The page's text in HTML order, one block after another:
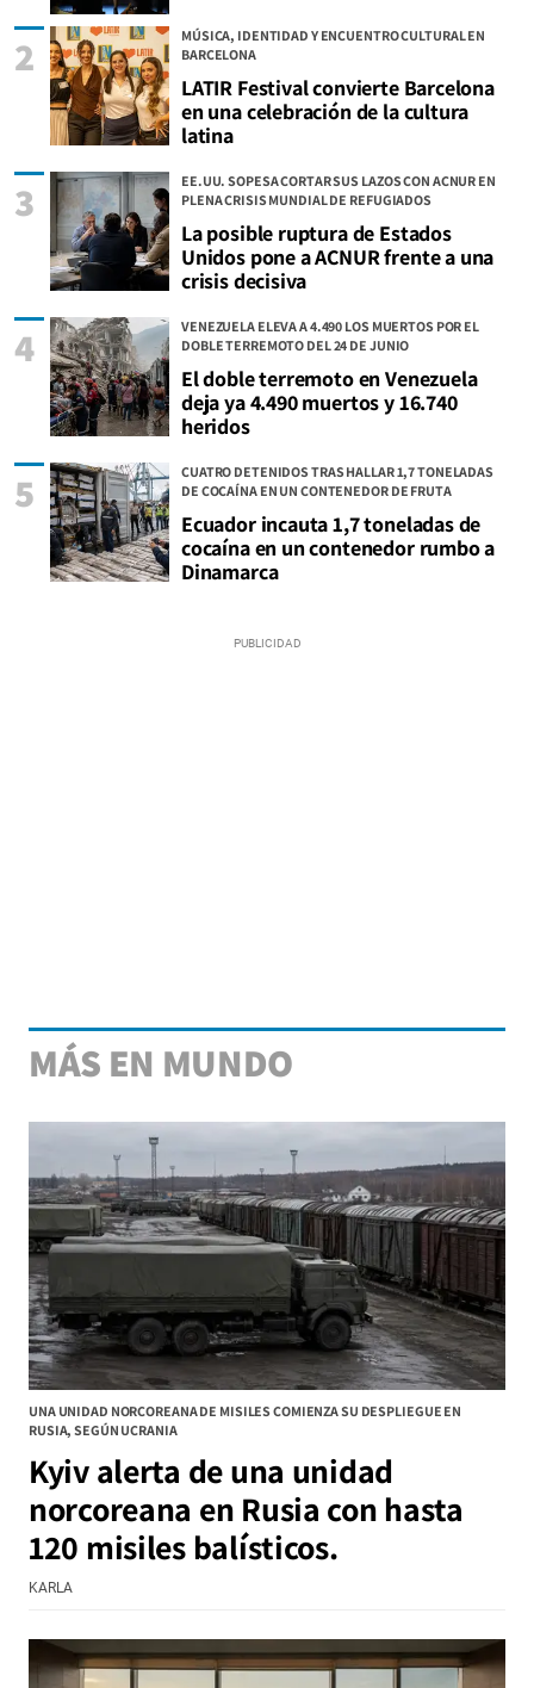
MÚSICA, IDENTIDAD Y ENCUENTRO CULTURAL EN
BARCELONA
LATIR Festival convierte Barcelona
en una celebración de la cultura
latina
2
EE.UU. SOPESA CORTAR SUS LAZOS CON ACNUR EN
PLENA CRISIS MUNDIAL DE REFUGIADOS
La posible ruptura de Estados
Unidos pone a ACNUR frente a una
crisis decisiva
3
VENEZUELA ELEVA A 4.490 LOS MUERTOS POR EL
DOBLE TERREMOTO DEL 24 DE JUNIO
El doble terremoto en Venezuela
deja ya 4.490 muertos y 16.740
heridos
4
CUATRO DETENIDOS TRAS HALLAR 1,7 TONELADAS
DE COCAÍNA EN UN CONTENEDOR DE FRUTA
Ecuador incauta 1,7 toneladas de
cocaína en un contenedor rumbo a
Dinamarca
5
MÁS EN MUNDO
UNA UNIDAD NORCOREANA DE MISILES COMIENZA SU DESPLIEGUE EN
RUSIA, SEGÚN UCRANIA
Kyiv alerta de una unidad
norcoreana en Rusia con hasta
120 misiles balísticos.
KARLA